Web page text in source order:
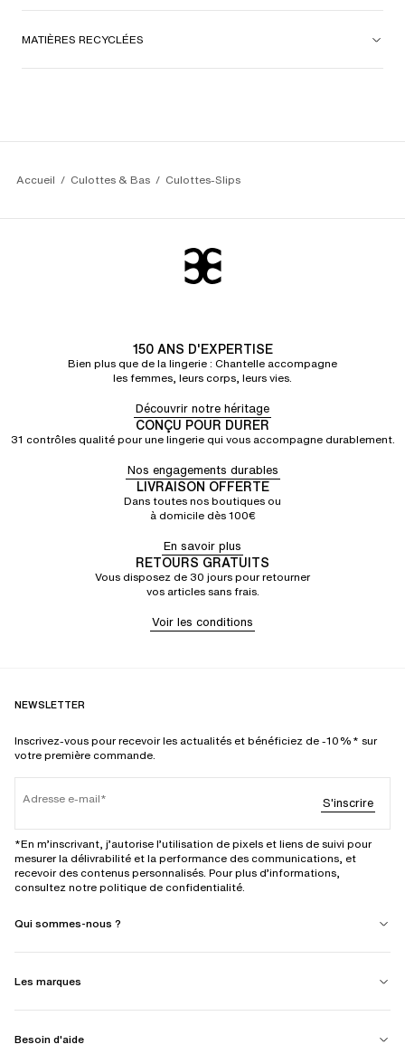
MATIÈRES RECYCLÉES
Accueil Culottes & Bas Culottes-Slips
150 ANS D'EXPERTISE
Bien plus que de la lingerie : Chantelle accompagne
les femmes, leurs corps, leurs vies.
Découvrir notre héritage
CONÇU POUR DURER
31 contrôles qualité pour une lingerie qui vous accompagne durablement.
Nos engagements durables
LIVRAISON OFFERTE
Dans toutes nos boutiques ou
à domicile dès 100€
En savoir plus
RETOURS GRATUITS
Vous disposez de 30 jours pour retourner
vos articles sans frais.
Voir les conditions
NEWSLETTER
Inscrivez-vous pour recevoir les actualités et bénéficiez de -10%* sur
votre première commande.
Adresse e-mail S'inscrire
*En m’inscrivant, j’autorise l’utilisation de pixels et liens de suivi pour
mesurer la délivrabilité et la performance des communications, et
recevoir des contenus personnalisés. Pour plus d’informations,
consultez notre politique de confidentialité.
Qui sommes-nous ?
Les marques
Besoin d'aide